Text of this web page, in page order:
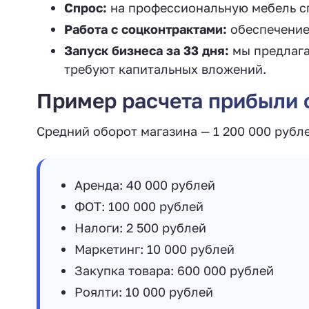
Спрос: на профессиональную мебель
Работа с соцконтрактами:
Запуск бизнеса за 33 дня: мы
требуют капитальных вложений.
Пример расчета
Средний оборот магазина — 1 200 000
Аренда: 40 000 рублей
ФОТ: 100 000 рублей
Налоги: 2 500 рублей
Маркетинг: 10 000 рублей
Закупка товара: 600 000 рублей
Роялти: 10 000 рублей